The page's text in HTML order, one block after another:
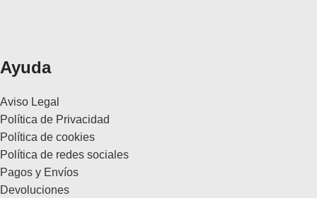
Ayuda
Aviso Legal
Política de Privacidad
Política de cookies
Política de redes sociales
Pagos y Envíos
Devoluciones